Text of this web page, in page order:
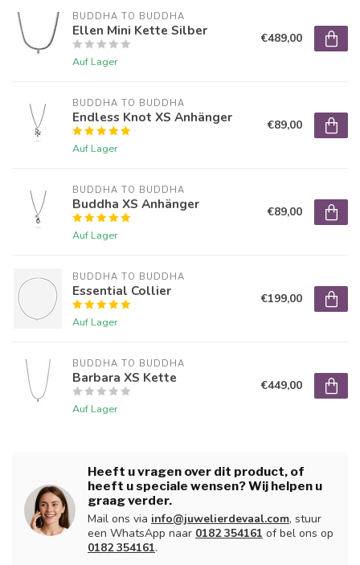
BUDDHA TO BUDDHA
Ellen Mini Kette Silber
Auf Lager
€489,00
BUDDHA TO BUDDHA
Endless Knot XS Anhänger
Auf Lager
€89,00
BUDDHA TO BUDDHA
Buddha XS Anhänger
Auf Lager
€89,00
BUDDHA TO BUDDHA
Essential Collier
Auf Lager
€199,00
BUDDHA TO BUDDHA
Barbara XS Kette
Auf Lager
€449,00
Heeft u vragen over dit product, of
heeft u speciale wensen? Wij helpen u
graag verder.
Mail ons via info@juwelierdevaal.com, stuur
een WhatsApp naar 0182 354161 of bel ons op
0182 354161.